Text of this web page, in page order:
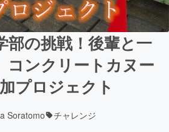
部の挑戦！後輩と一
コンクリートカヌー
プロジェクト
Soratomo チャレンジ